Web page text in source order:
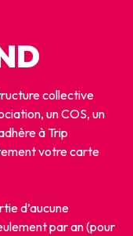
86360
collective
un COS, un
à Trip
votre carte
d’aucune
par an (pour